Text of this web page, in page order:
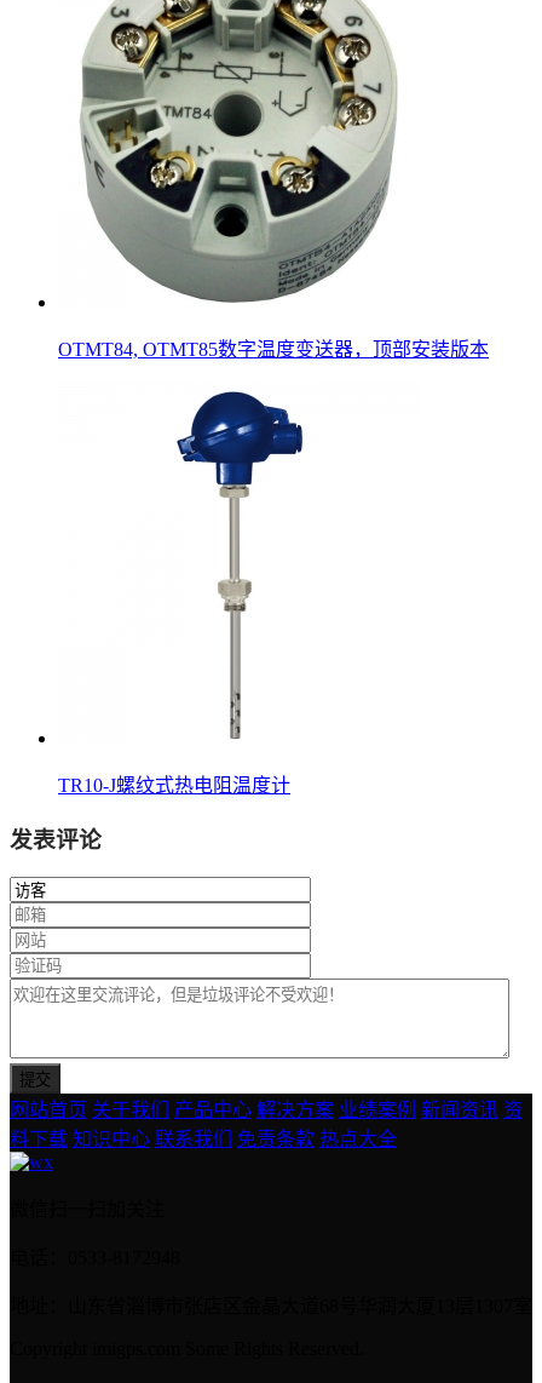
OTMT84, OTMT85数字温度变送器，顶部安装版本
TR10-J螺纹式热电阻温度计
发表评论
网站首页 关于我们 产品中心 解决方案 业绩案例 新闻资讯 资
料下载 知识中心 联系我们 免责条款 热点大全